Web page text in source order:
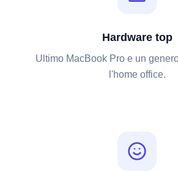
Hardware top
Ultimo MacBook Pro e un
l'home office.